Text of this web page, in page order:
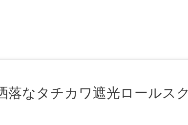
落なタチカワ遮光ロールスク